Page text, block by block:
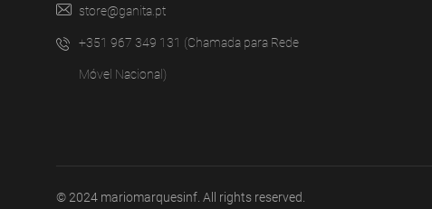
store@ganita.pt
+351 967 349 131 (Chamada para Rede
Móvel Nacional)
© 2024 mariomarquesinf. All rights reserved.